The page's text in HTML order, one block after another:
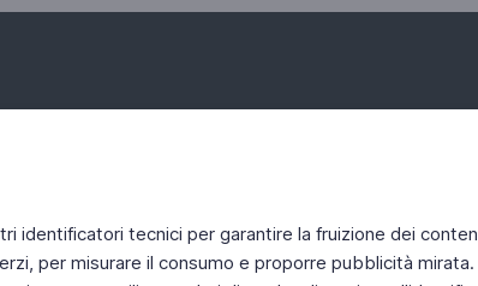
identificatori tecnici per garantire la fruizione dei
per misurare il consumo e proporre pubblicità mirata.